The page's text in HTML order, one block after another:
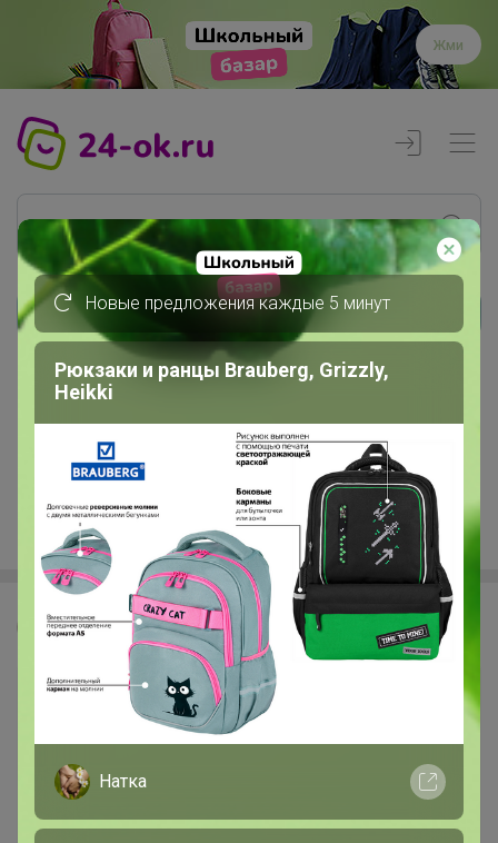
Жми
Реклама
Главная
Торговые марки
Narciso rodriguez
Narciso rodriguez
Леныра
Новые предложения каждые 5 минут
Рюкзаки и ранцы Brauberg, Grizzly,
Heikki
Натка